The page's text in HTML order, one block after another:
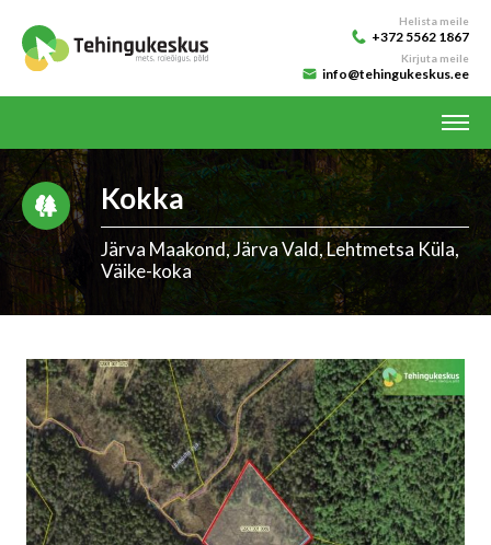
Helista meile
+372 5562 1867
Kirjuta meile
info@tehingukeskus.ee
Kokka
Järva Maakond, Järva Vald, Lehtmetsa Küla,
Väike-koka